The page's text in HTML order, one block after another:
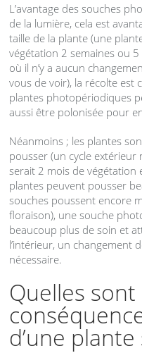
L’avantage des souches
de la lumière, cela est
taille de la plante (une
végétation 2 semaines ou
où il n’y a aucun
vous de voir), la récolte est
plantes photopériodiques
aussi être polonisée pour
Néanmoins ; les plantes
pousser (un cycle
serait 2 mois de végétation
plantes peuvent pousser
souches poussent encore
floraison), une souche
beaucoup plus de soin et
l’intérieur, un changement
nécessaire.
Quelles sont
d’une